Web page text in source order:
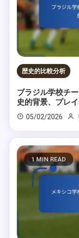
歴史的比較分析
ブラジル学校チ
史的背景、プレ
05/02/2026
1 MIN READ